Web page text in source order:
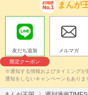
まんが
友だち追加
限定クーポン
メルマガ
※通知する情報およびタイミング
通知をしないキャンペーンもありま